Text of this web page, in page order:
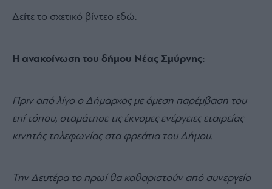
Δείτε το σχετικό βίντεο εδώ.
Η ανακοίνωση του δήμου Νέας Σμύρνης:
Πριν από λίγο ο Δήμαρχος με άμεση παρέμβαση του
επί τόπου, σταμάτησε τις έκνομες ενέργειες εταιρείας
κινητής τηλεφωνίας στα φρεάτια του Δήμου.
Την Δευτέρα το πρωί θα καθαριστούν από συνεργείο